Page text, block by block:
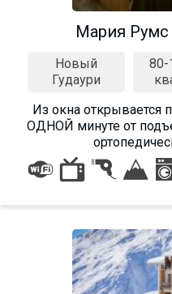
Мария Румс
Новый
Гудаури
80-
Из окна открывается
ОДНОЙ минуте от